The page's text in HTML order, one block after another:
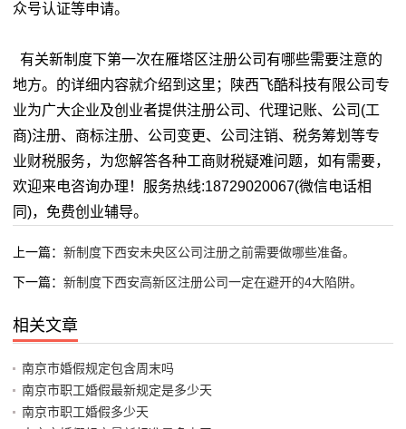
众号认证等申请。
有关新制度下第一次在雁塔区注册公司有哪些需要注意的
地方。的详细内容就介绍到这里；陕西飞酷科技有限公司专
业为广大企业及创业者提供注册公司、代理记账、公司(工
商)注册、商标注册、公司变更、公司注销、税务筹划等专
业财税服务，为您解答各种工商财税疑难问题，如有需要，
欢迎来电咨询办理！服务热线:18729020067(微信电话相
同)，免费创业辅导。
上一篇： 新制度下西安未央区公司注册之前需要做哪些准备。
下一篇： 新制度下西安高新区注册公司一定在避开的4大陷阱。
相关文章
南京市婚假规定包含周末吗
南京市职工婚假最新规定是多少天
南京市职工婚假多少天